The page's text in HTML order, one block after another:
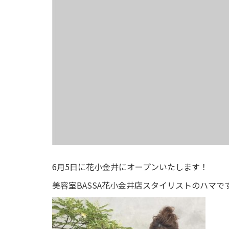
6月5日に花小金井にオープンいたします！
美容室BASSA花小金井店スタイリストのハマで